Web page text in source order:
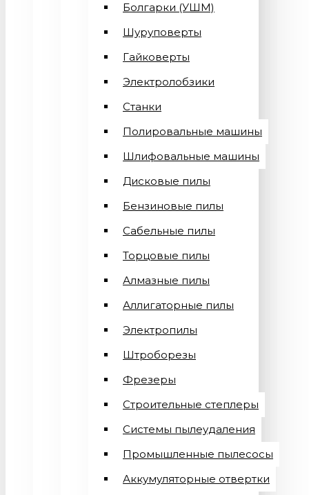
Болгарки (УШМ)
Шуруповерты
Гайковерты
Электролобзики
Станки
Полировальные машины
Шлифовальные машины
Дисковые пилы
Бензиновые пилы
Сабельные пилы
Торцовые пилы
Алмазные пилы
Аллигаторные пилы
Электропилы
Штроборезы
Фрезеры
Строительные степлеры
Системы пылеудаления
Промышленные пылесосы
Аккумуляторные отвертки